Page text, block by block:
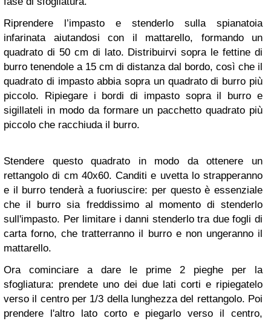
Riprendere l’impasto e stenderlo sulla spianatoia
infarinata aiutandosi con il mattarello, formando un
quadrato di 50 cm di lato. Distribuirvi sopra le fettine di
burro tenendole a 15 cm di distanza dal bordo, così che il
quadrato di impasto abbia sopra un quadrato di burro più
piccolo. Ripiegare i bordi di impasto sopra il burro e
sigillateli in modo da formare un pacchetto quadrato più
piccolo che racchiuda il burro.
Stendere questo quadrato in modo da ottenere un
rettangolo di cm 40x60. Canditi e uvetta lo strapperanno
e il burro tenderà a fuoriuscire: per questo è essenziale
che il burro sia freddissimo al momento di stenderlo
sull'impasto. Per limitare i danni stenderlo tra due fogli di
carta forno, che tratterranno il burro e non ungeranno il
mattarello.
Ora cominciare a dare le prime 2 pieghe per la
sfogliatura: prendete uno dei due lati corti e ripiegatelo
verso il centro per 1/3 della lunghezza del rettangolo. Poi
prendere l'altro lato corto e piegarlo verso il centro,